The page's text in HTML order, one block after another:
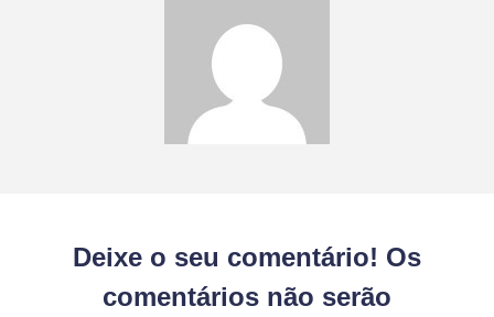
Deixe o seu comentário! Os
comentários não serão